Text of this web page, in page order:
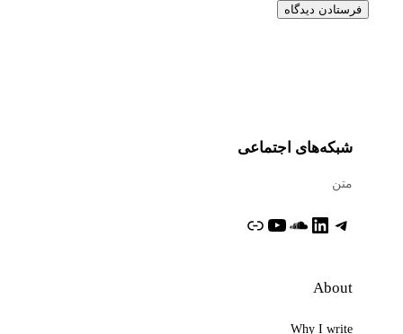
شبکه‌های اجتماعی
متن
تلگرام لینکداین ساوندکلاود یوتیوبپیوند
About
Why I write